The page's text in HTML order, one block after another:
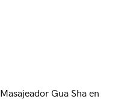
Masajeador Gua Sha en